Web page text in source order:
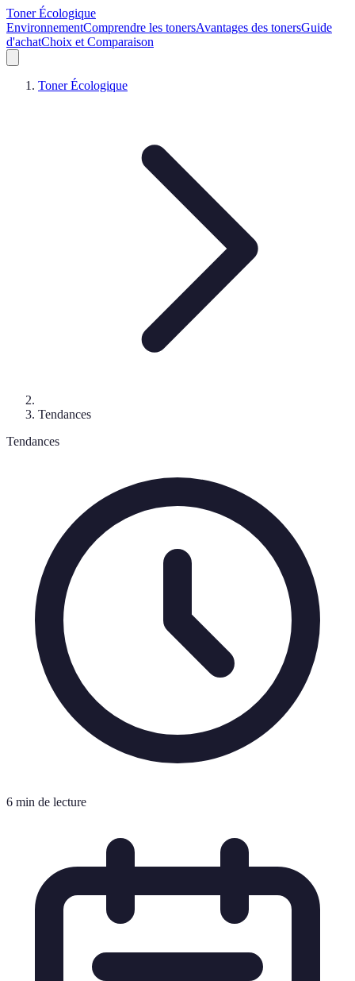
Toner Écologique
EnvironnementComprendre les tonersAvantages des tonersGuide
d'achatChoix et Comparaison
Toner Écologique
Tendances
Tendances
6 min de lecture